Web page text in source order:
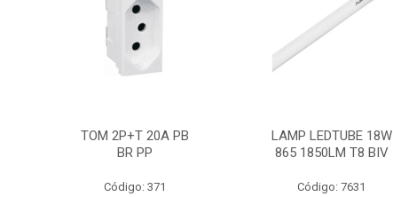
TOM 2P+T 20A PB
BR PP
Código: 371
LAMP LEDTUBE 18W
865 1850LM T8 BIV
Código: 7631